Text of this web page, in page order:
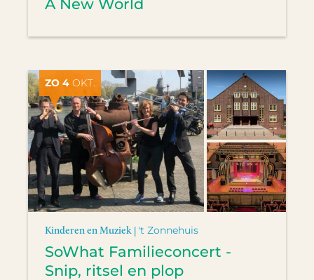
A New World
ZO 4 OKT.
Kinderen en Muziek | 't Zonnehuis
SoWhat Familieconcert -
Snip, ritsel en plop